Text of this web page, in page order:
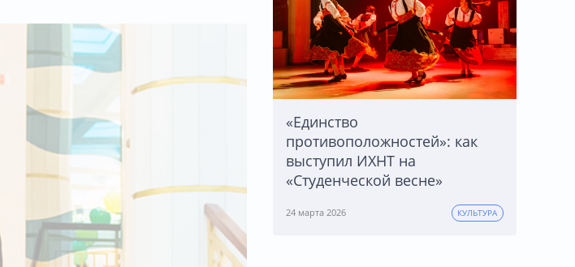
«Единство
противоположностей»: как
выступил ИХНТ на
«Студенческой весне»
24 марта 2026 КУЛЬТУРА